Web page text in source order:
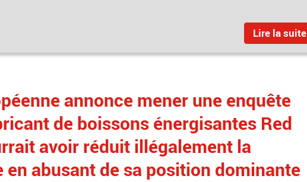
Lire la suite
annonce mener une enquête
de boissons énergisantes Red
avoir réduit illégalement la
abusant de sa position dominante